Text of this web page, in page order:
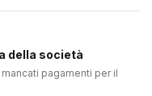
della società
pagamenti per il